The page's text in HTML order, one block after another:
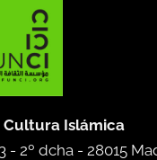
Cultura Islámica
- 2º dcha - 28015